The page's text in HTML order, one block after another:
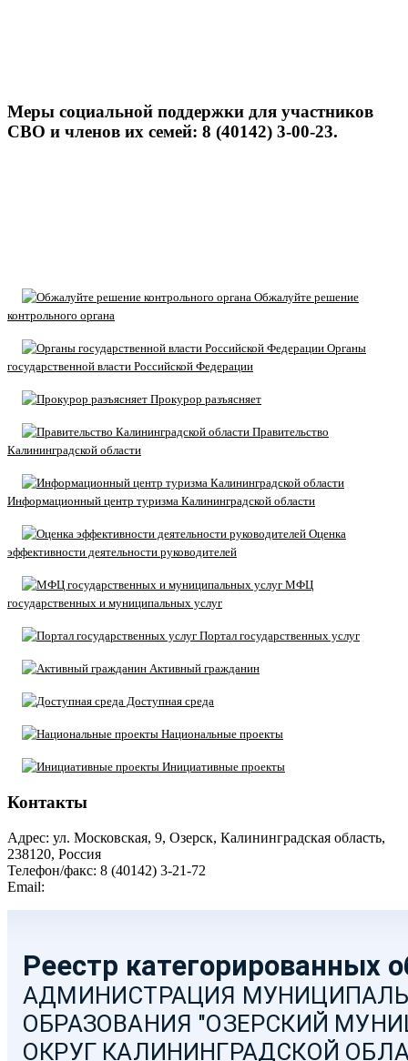
Меры социальной поддержки для участников
СВО и членов их семей: 8 (40142) 3-00-23.
Обжалуйте решение
контрольного органа
Органы
государственной власти Российской Федерации
Прокурор разъясняет
Правительство
Калининградской области
Информационный центр туризма Калининградской области
Оценка
эффективности деятельности руководителей
МФЦ
государственных и муниципальных услуг
Портал государственных услуг
Активный гражданин
Доступная среда
Национальные проекты
Инициативные проекты
Контакты
Адрес: ул. Московская, 9, Озерск, Калининградская область,
238120, Россия
Телефон/факс: 8 (40142) 3-21-72
Email: